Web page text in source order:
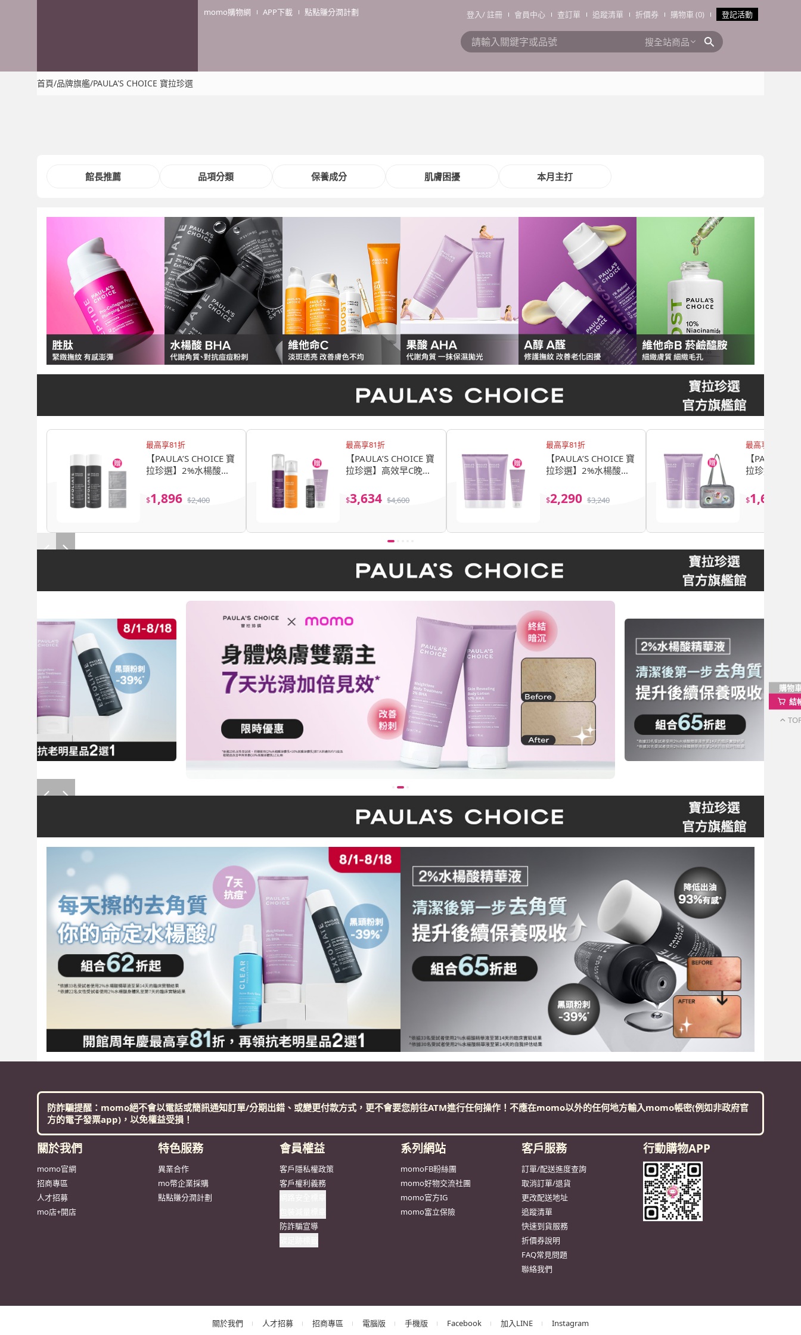
momo購物網 APP下載 點點賺分潤計劃 登入/註冊 會員中心 查訂單 追蹤清單 折價券 購物車 (0) 登記活動
搜全站商品
首頁/品牌旗艦/PAULA'S CHOICE 寶拉珍選
館長推薦 品項分類 保養成分 肌膚困擾 本月主打
最高享81折
【PAULA’S CHOICE 寶
拉珍選】2%水楊酸精
$1,896 $2,400
最高享81折
【PAULA’S CHOICE 寶
拉珍選】高效早C晚
華＋C25瞬效亮白淡斑
精華)
$3,634 $4,600
最高享81折
【PAULA’S CHOICE 寶
拉珍選】2%水楊酸身
$2,290 $3,240
最高享81折
【PAULA’S
拉珍選】水
210ml+10%
乳210ml)
$1,660
購物
結
防詐騙提醒：momo絕不會以電話或簡訊通知訂單/分期出錯、或變更付款方式，更不會要您前往ATM進行任何操作！不應在momo以外的任何地方輸入momo帳密(例如非政府官
方的電子發票app)，以免權益受損！
關於我們
momo官網
招商專區
人才招募
mo店+開店
特色服務
異業合作
mo幣企業採購
點點賺分潤計劃
會員權益
客戶隱私權政策
客戶權利義務
防詐騙宣導
系列網站
momoFB粉絲團
momo好物交流社團
momo官方IG
momo富立保險
客戶服務
訂單/配送進度查詢
取消訂單/退貨
更改配送地址
追蹤清單
快速到貨服務
折價券說明
FAQ常見問題
聯絡我們
行動購物APP
關於我們 人才招募 招商專區 電腦版 手機版 Facebook 加入LINE Instagram